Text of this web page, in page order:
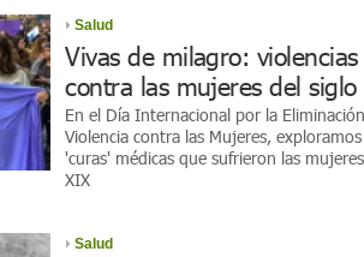
Salud
Vivas de milagro:
contra las mujeres del siglo
En el Día Internacional por la
Violencia contra las Mujeres,
'curas' médicas que sufrieron las
XIX
Salud